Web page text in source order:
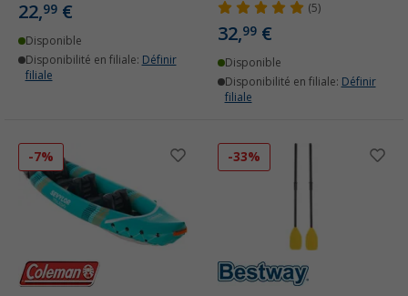
22,99 €
Disponible
Disponibilité en filiale: Définir
filiale
(5)
32,99 €
Disponible
Disponibilité en filiale: Définir
filiale
-7% -33%